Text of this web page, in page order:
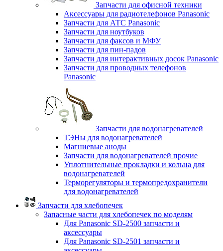
Запчасти для офисной техники
Аксессуары для радиотелефонов Panasonic
Запчасти для АТС Panasonic
Запчасти для ноутбуков
Запчасти для факсов и МФУ
Запчасти для пин-падов
Запчасти для интерактивных досок Panasonic
Запчасти для проводных телефонов
Panasonic
Запчасти для водонагревателей
ТЭНы для водонагревателей
Магниевые аноды
Запчасти для водонагревателей прочие
Уплотнительные прокладки и кольца для
водонагревателей
Терморегуляторы и термопредохранители
для водонагревателей
Запчасти для хлебопечек
Запасные части для хлебопечек по моделям
Для Panasonic SD-2500 запчасти и
аксессуары
Для Panasonic SD-2501 запчасти и